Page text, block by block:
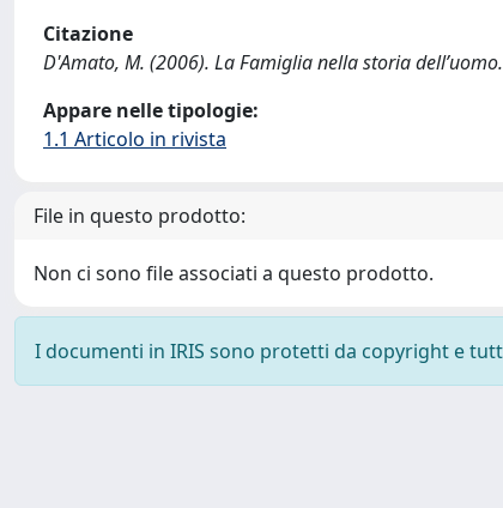
Citazione
D'Amato, M. (2006). La Famiglia nella storia dell’uomo.
Appare nelle tipologie:
1.1 Articolo in rivista
File in questo prodotto:
Non ci sono file associati a questo prodotto.
I documenti in IRIS sono protetti da copyright e